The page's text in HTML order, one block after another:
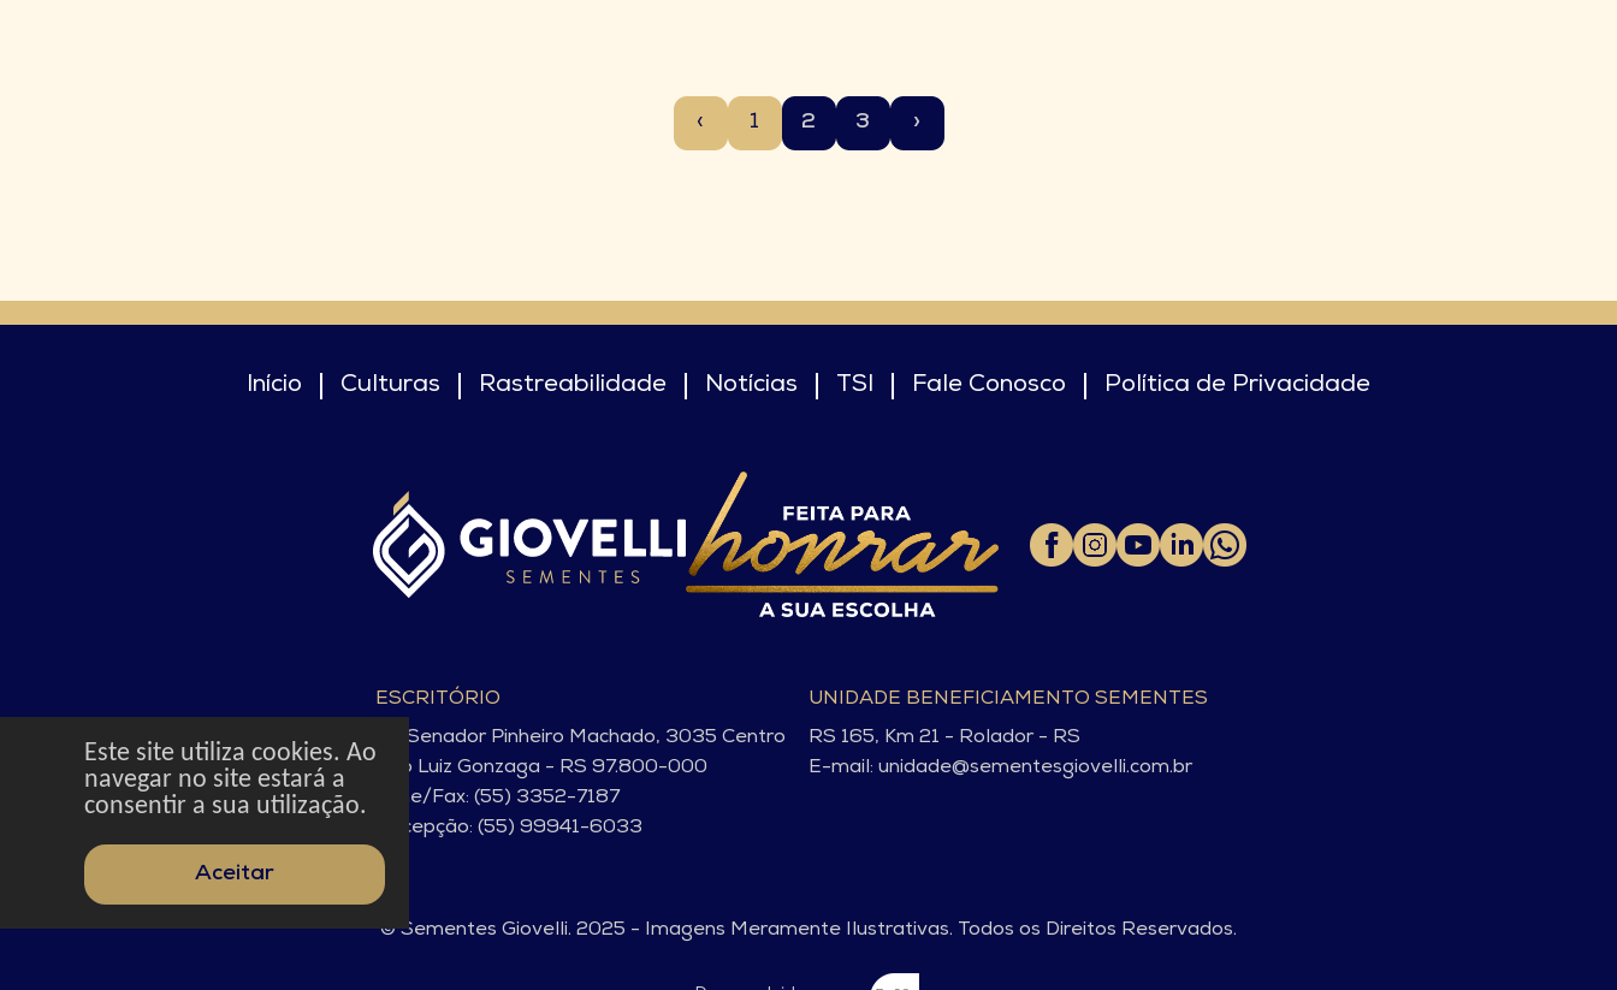
Este site utiliza cookies. Ao
navegar no site estará a
consentir a sua utilização.
Aceitar
‹ 1 2 3 ›
Início Culturas Rastreabilidade Notícias TSI Fale Conosco Política de Privacidade
ESCRITÓRIO
Av. Senador Pinheiro Machado, 3035 Centro
São Luiz Gonzaga - RS 97.800-000
Fone/Fax: (55) 3352-7187
Recepção: (55) 99941-6033
UNIDADE BENEFICIAMENTO SEMENTES
RS 165, Km 21 - Rolador - RS
E-mail: unidade@sementesgiovelli.com.br
© Sementes Giovelli. 2025 - Imagens Meramente Ilustrativas. Todos os Direitos Reservados.